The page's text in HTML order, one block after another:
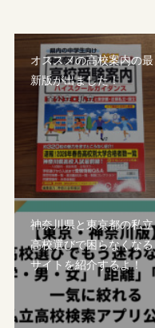
オススメの高校案内の最
新版が出ました！
神奈川県と東京都の私立
高校選びで困らなくなる
サイトを紹介するよ！